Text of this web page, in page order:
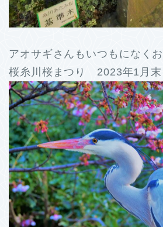
アオサギさんもいつもになく
桜糸川桜まつり 2023年1月末